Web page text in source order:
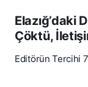
Elazığ’daki
Çöktü,
Editörün Tercihi